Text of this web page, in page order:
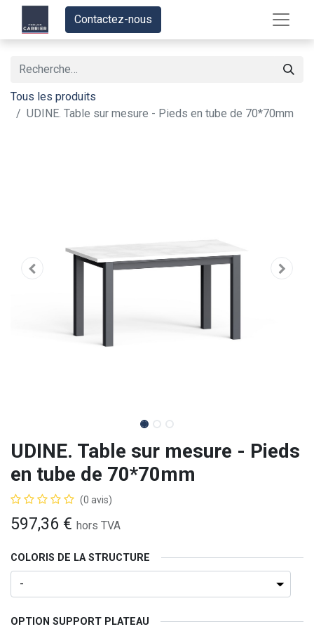
Contactez-nous
Tous les produits
UDINE. Table sur mesure - Pieds en tube de 70*70mm
UDINE. Table sur mesure - Pieds
en tube de 70*70mm
(0 avis)
597,36 € hors TVA
COLORIS DE LA STRUCTURE
OPTION SUPPORT PLATEAU